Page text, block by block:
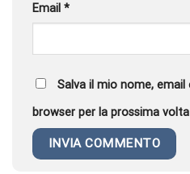
Email *
Salva il mio nome,
browser per la prossima